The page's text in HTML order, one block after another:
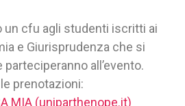
un cfu agli studenti iscritti ai
e Giurisprudenza che si
all’evento.
prenotazioni:
MIA (uniparthenope.it)